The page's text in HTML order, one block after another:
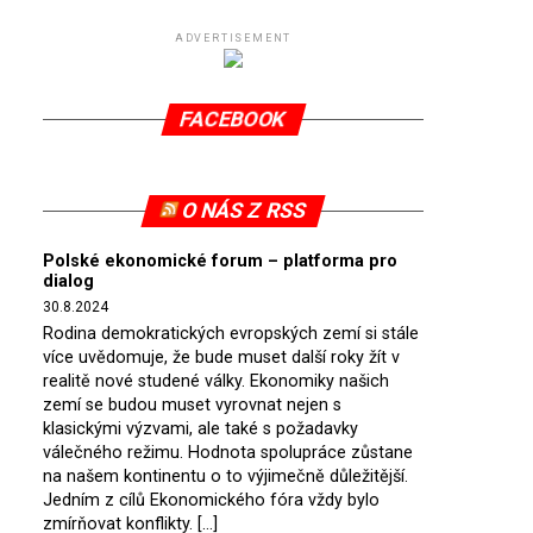
ADVERTISEMENT
FACEBOOK
O NÁS Z RSS
Polské ekonomické forum – platforma pro
dialog
30.8.2024
Rodina demokratických evropských zemí si stále
více uvědomuje, že bude muset další roky žít v
realitě nové studené války. Ekonomiky našich
zemí se budou muset vyrovnat nejen s
klasickými výzvami, ale také s požadavky
válečného režimu. Hodnota spolupráce zůstane
na našem kontinentu o to výjimečně důležitější.
Jedním z cílů Ekonomického fóra vždy bylo
zmírňovat konflikty. […]